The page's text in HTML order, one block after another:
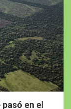
en el